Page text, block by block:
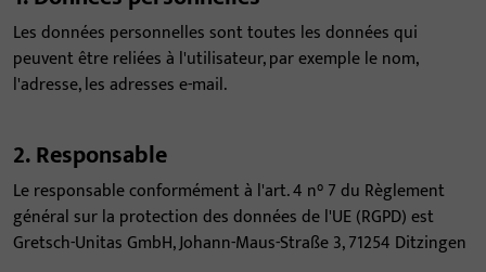
Les données personnelles sont toutes les données qui
peuvent être reliées à l'utilisateur, par exemple le nom,
l'adresse, les adresses e-mail.
2. Responsable
Le responsable conformément à l'art. 4 n° 7 du Règlement
général sur la protection des données de l'UE (RGPD) est
Gretsch-Unitas GmbH, Johann-Maus-Straße 3, 71254 Ditzingen